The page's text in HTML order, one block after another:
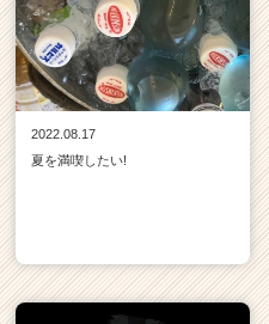
2022.08.17
夏を満喫したい!